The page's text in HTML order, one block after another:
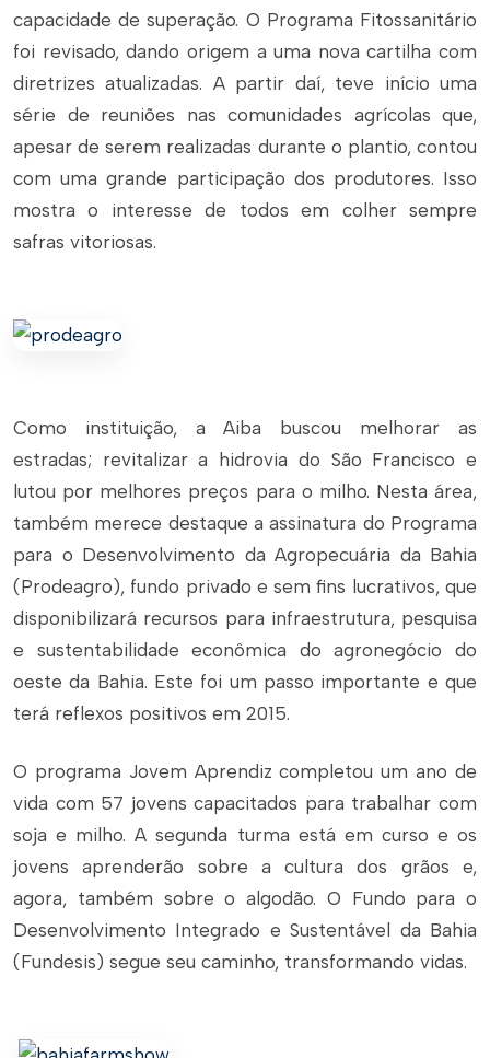
capacidade de superação. O Programa Fitossanitário
foi revisado, dando origem a uma nova cartilha com
diretrizes atualizadas. A partir daí, teve início uma
série de reuniões nas comunidades agrícolas que,
apesar de serem realizadas durante o plantio, contou
com uma grande participação dos produtores. Isso
mostra o interesse de todos em colher sempre
safras vitoriosas.
Como instituição, a Aiba buscou melhorar as
estradas; revitalizar a hidrovia do São Francisco e
lutou por melhores preços para o milho. Nesta área,
também merece destaque a assinatura do Programa
para o Desenvolvimento da Agropecuária da Bahia
(Prodeagro), fundo privado e sem fins lucrativos, que
disponibilizará recursos para infraestrutura, pesquisa
e sustentabilidade econômica do agronegócio do
oeste da Bahia. Este foi um passo importante e que
terá reflexos positivos em 2015.
O programa Jovem Aprendiz completou um ano de
vida com 57 jovens capacitados para trabalhar com
soja e milho. A segunda turma está em curso e os
jovens aprenderão sobre a cultura dos grãos e,
agora, também sobre o algodão. O Fundo para o
Desenvolvimento Integrado e Sustentável da Bahia
(Fundesis) segue seu caminho, transformando vidas.